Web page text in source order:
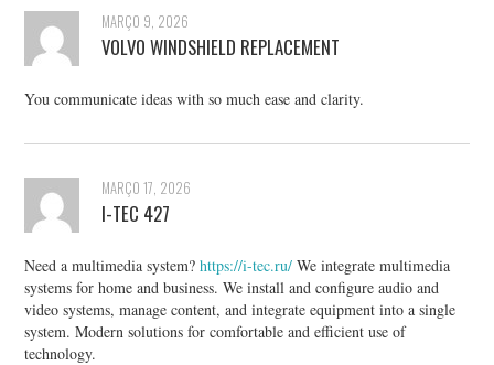
MARÇO 9, 2026
VOLVO WINDSHIELD REPLACEMENT
You communicate ideas with so much ease and clarity.
MARÇO 17, 2026
I-TEC 427
Need a multimedia system?https://i-tec.ru/ We integrate multimedia
systems for home and business. We install and configure audio and
video systems, manage content, and integrate equipment into a single
system. Modern solutions for comfortable and efficient use of
technology.